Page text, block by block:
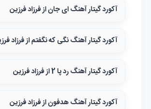
آکورد گیتار آهنگ ای جان از فرزاد فرزین
آکورد گیتار آهنگ نگی که نگفتم از فرزاد
آکورد گیتار آهنگ رد پا 2 از فرزاد فرزین
آکورد گیتار آهنگ هدفون از فرزاد فرزین